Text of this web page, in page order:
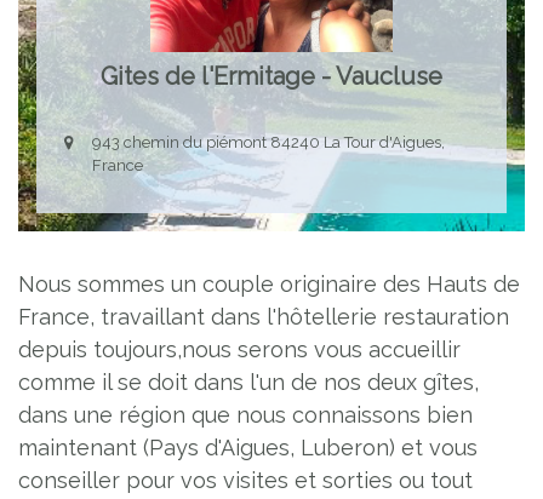
Gites de l'Ermitage - Vaucluse
943 chemin du piémont 84240 La Tour d'Aigues,
France
Nous sommes un couple originaire des Hauts de
France, travaillant dans l'hôtellerie restauration
depuis toujours,nous serons vous accueillir
comme il se doit dans l'un de nos deux gîtes,
dans une région que nous connaissons bien
maintenant (Pays d'Aigues, Luberon) et vous
conseiller pour vos visites et sorties ou tout